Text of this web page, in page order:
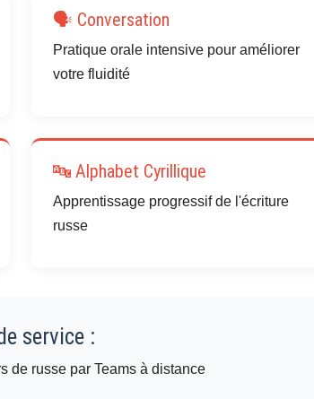
🗣️ Conversation
Pratique orale intensive pour améliorer
votre fluidité
🔤 Alphabet Cyrillique
Apprentissage progressif de l'écriture
russe
service :
de russe par Teams à distance